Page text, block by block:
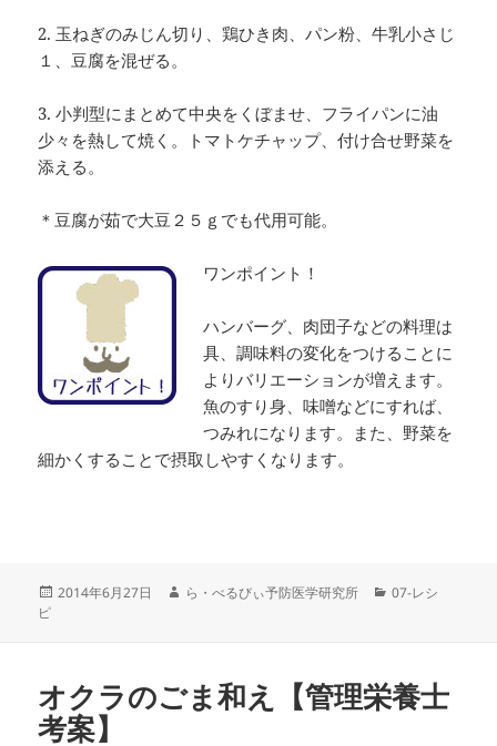
2. 玉ねぎのみじん切り、鶏ひき肉、パン粉、牛乳小さじ
１、豆腐を混ぜる。
3. 小判型にまとめて中央をくぼませ、フライパンに油
少々を熱して焼く。トマトケチャップ、付け合せ野菜を
添える。
＊豆腐が茹で大豆２５ｇでも代用可能。
ワンポイント！
ハンバーグ、肉団子などの料理は
具、調味料の変化をつけることに
よりバリエーションが増えます。
魚のすり身、味噌などにすれば、
つみれになります。また、野菜を
細かくすることで摂取しやすくなります。
投
2014年6月27日
作
ら・べるびぃ予防医学研究所
カ
07-レシ
ピ
オクラのごま和え【管理栄養士
考案】